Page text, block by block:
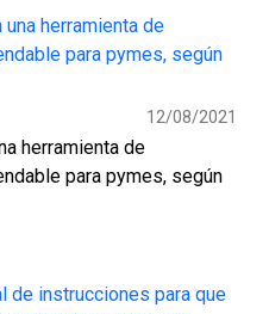
12/08/2021
herramienta de
para pymes, según